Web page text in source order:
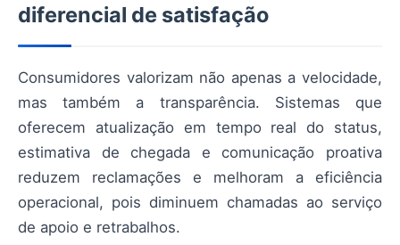
diferencial de satisfação
Consumidores valorizam não apenas a velocidade,
mas também a transparência. Sistemas que
oferecem atualização em tempo real do status,
estimativa de chegada e comunicação proativa
reduzem reclamações e melhoram a eficiência
operacional, pois diminuem chamadas ao serviço
de apoio e retrabalhos.